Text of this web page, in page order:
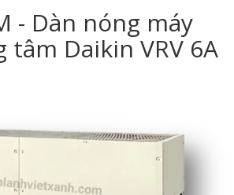
- Dàn nóng máy
Daikin VRV 6A